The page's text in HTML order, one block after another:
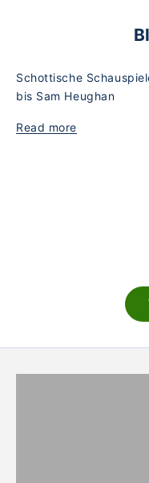
Schottische
bis Sam Heughan
Read more